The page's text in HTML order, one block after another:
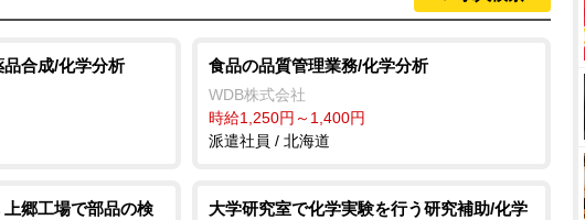
合成/化学分析 食品の品質管理業務/化学分析
WDB株式会社
時給1,250円～1,400円
派遣社員 / 北海道
上郷工場で部品の検
大学研究室で化学実験を行う研究補助/化学